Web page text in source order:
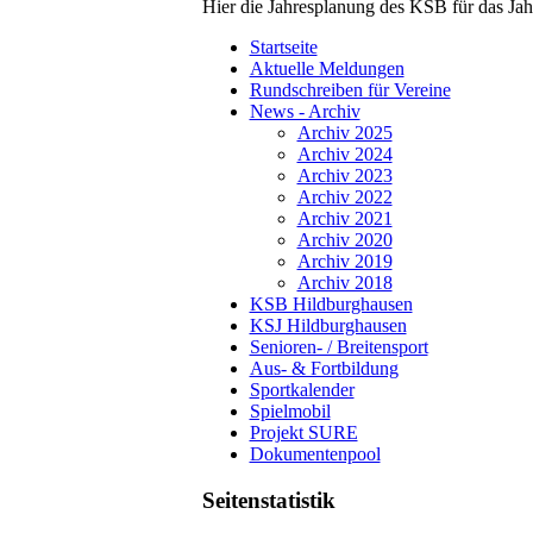
Hier die Jahresplanung des KSB für das
Startseite
Aktuelle Meldungen
Rundschreiben für Vereine
News - Archiv
Archiv 2025
Archiv 2024
Archiv 2023
Archiv 2022
Archiv 2021
Archiv 2020
Archiv 2019
Archiv 2018
KSB Hildburghausen
KSJ Hildburghausen
Senioren- / Breitensport
Aus- & Fortbildung
Sportkalender
Spielmobil
Projekt SURE
Dokumentenpool
Seitenstatistik